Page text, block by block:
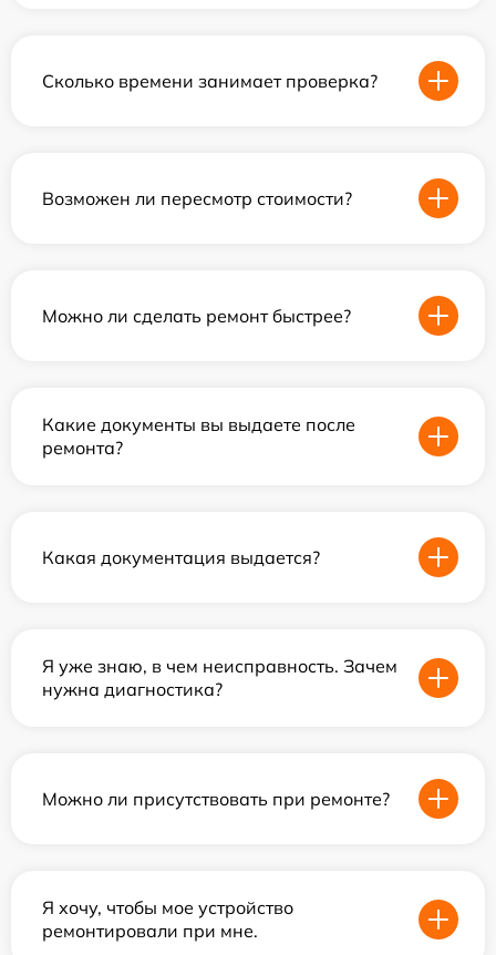
Сколько времени занимает проверка?
Возможен ли пересмотр стоимости?
Можно ли сделать ремонт быстрее?
Какие документы вы выдаете после
ремонта?
Какая документация выдается?
Я уже знаю, в чем неисправность. Зачем
нужна диагностика?
Можно ли присутствовать при ремонте?
Я хочу, чтобы мое устройство
ремонтировали при мне.